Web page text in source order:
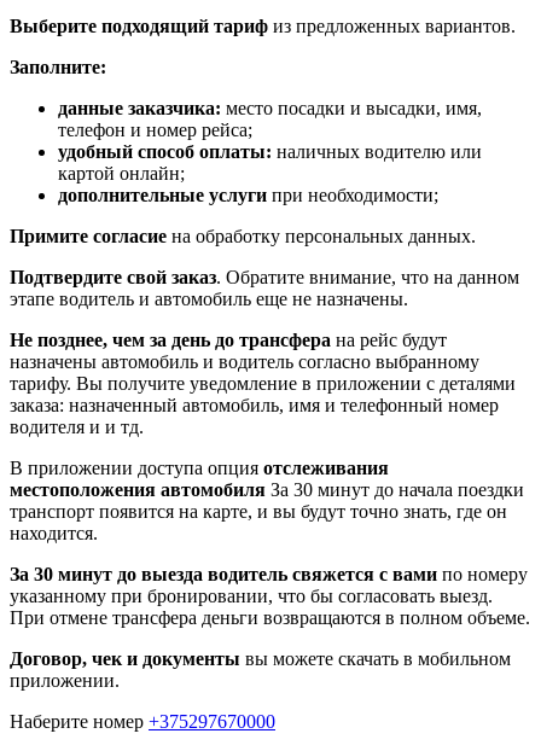
Выберите подходящий тариф из предложенных вариантов.
Заполните:
данные заказчика: место посадки и высадки, имя,
телефон и номер рейса;
удобный способ оплаты: наличных водителю или
картой онлайн;
дополнительные услуги при необходимости;
Примите согласие на обработку персональных данных.
Подтвердите свой заказ. Обратите внимание, что на данном
этапе водитель и автомобиль еще не назначены.
Не позднее, чем за день до трансфера на рейс будут
назначены автомобиль и водитель согласно выбранному
тарифу. Вы получите уведомление в приложении c деталями
заказа: назначенный автомобиль, имя и телефонный номер
водителя и и тд.
В приложении доступа опция отслеживания
местоположения автомобиля За 30 минут до начала поездки
транспорт появится на карте, и вы будут точно знать, где он
находится.
За 30 минут до выезда водитель свяжется с вами по номеру
указанному при бронировании, что бы согласовать выезд.
При отмене трансфера деньги возвращаются в полном объеме.
Договор, чек и документы вы можете скачать в мобильном
приложении.
Наберите номер +375297670000